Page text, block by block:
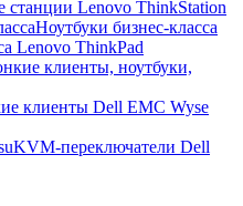
станции Lenovo ThinkStation
Ноутбуки бизнес-класса
Lenovo ThinkPad
клиенты, ноутбуки,
клиенты Dell EMC Wyse
KVM-переключатели Dell